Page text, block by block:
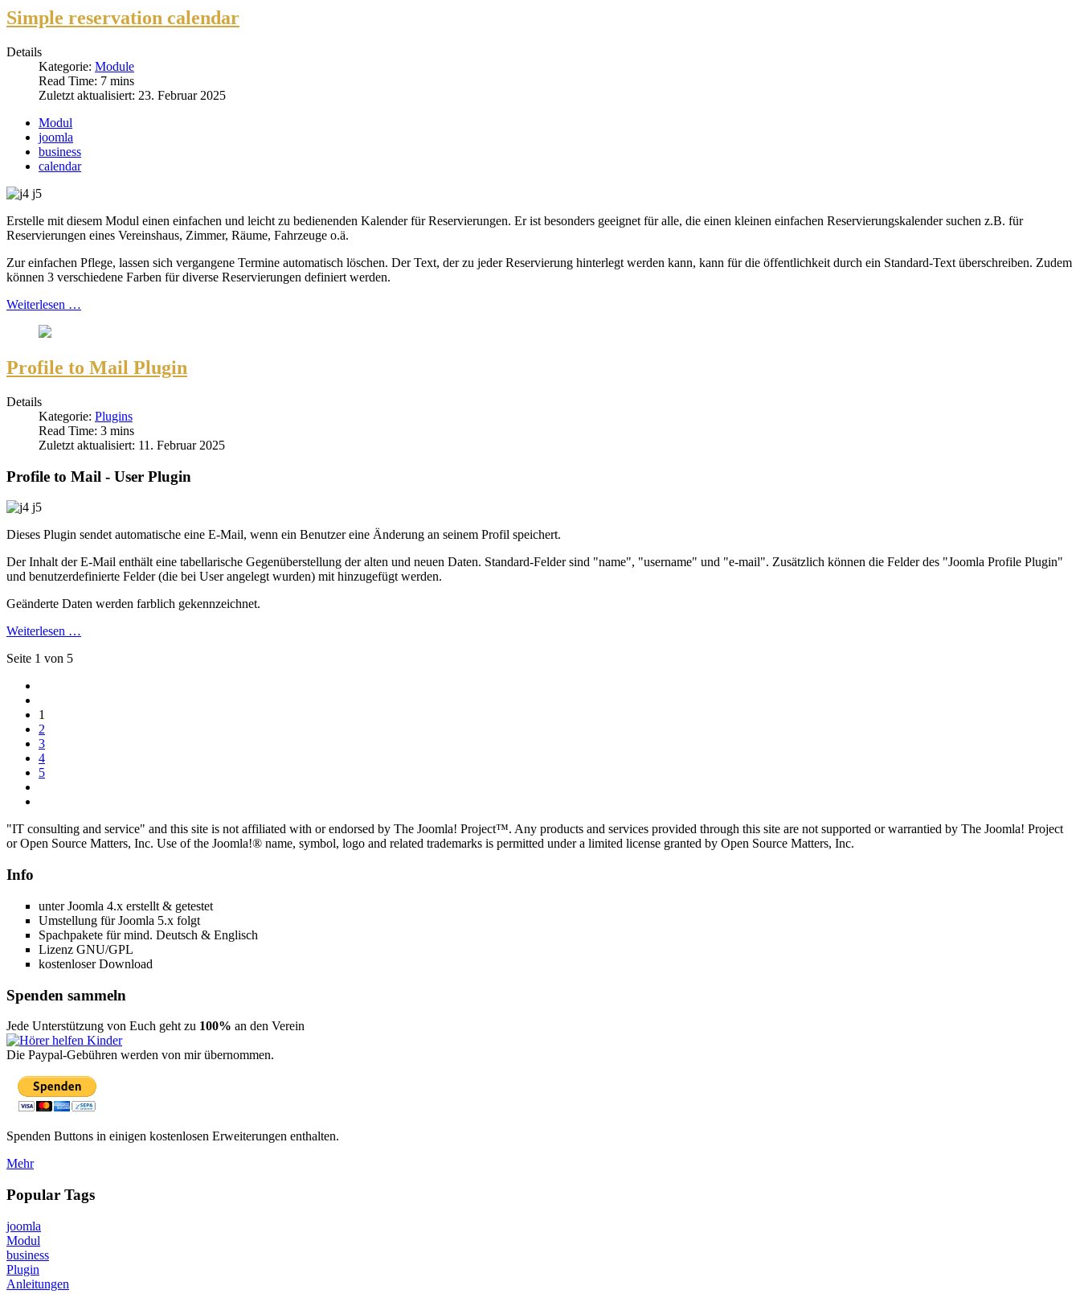
Simple reservation calendar
Details
Kategorie: Module
Read Time: 7 mins
Zuletzt aktualisiert: 23. Februar 2025
Modul
joomla
business
calendar
Erstelle mit diesem Modul einen einfachen und leicht zu bedienenden Kalender für Reservierungen. Er ist besonders geeignet für alle, die einen kleinen einfachen Reservierungskalender suchen z.B. für
Reservierungen eines Vereinshaus, Zimmer, Räume, Fahrzeuge o.ä.
Zur einfachen Pflege, lassen sich vergangene Termine automatisch löschen. Der Text, der zu jeder Reservierung hinterlegt werden kann, kann für die öffentlichkeit durch ein Standard-Text überschreiben. Zudem
können 3 verschiedene Farben für diverse Reservierungen definiert werden.
Weiterlesen …
Profile to Mail Plugin
Details
Kategorie: Plugins
Read Time: 3 mins
Zuletzt aktualisiert: 11. Februar 2025
Profile to Mail - User Plugin
Dieses Plugin sendet automatische eine E-Mail, wenn ein Benutzer eine Änderung an seinem Profil speichert.
Der Inhalt der E-Mail enthält eine tabellarische Gegenüberstellung der alten und neuen Daten. Standard-Felder sind "name", "username" und "e-mail". Zusätzlich können die Felder des "Joomla Profile Plugin"
und benutzerdefinierte Felder (die bei User angelegt wurden) mit hinzugefügt werden.
Geänderte Daten werden farblich gekennzeichnet.
Weiterlesen …
Seite 1 von 5
1
2
3
4
5
"IT consulting and service" and this site is not affiliated with or endorsed by The Joomla! Project™. Any products and services provided through this site are not supported or warrantied by The Joomla! Project
or Open Source Matters, Inc. Use of the Joomla!® name, symbol, logo and related trademarks is permitted under a limited license granted by Open Source Matters, Inc.
Info
unter Joomla 4.x erstellt & getestet
Umstellung für Joomla 5.x folgt
Spachpakete für mind. Deutsch & Englisch
Lizenz GNU/GPL
kostenloser Download
Spenden sammeln
Jede Unterstützung von Euch geht zu 100% an den Verein
Die Paypal-Gebühren werden von mir übernommen.
Spenden Buttons in einigen kostenlosen Erweiterungen enthalten.
Mehr
Popular Tags
joomla
Modul
business
Plugin
Anleitungen